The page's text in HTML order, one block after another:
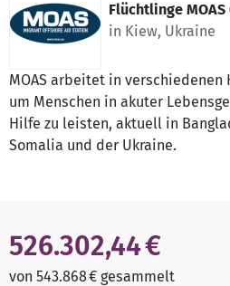
Flüchtlinge MOAS
in Kiew, Ukraine
MOAS arbeitet in
um Menschen in akuter
Hilfe zu leisten, aktuell in
Somalia und der Ukraine.
526.302,44 €
von 543.868 € gesammelt